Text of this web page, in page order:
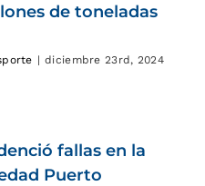
de toneladas
| diciembre 23rd, 2024
fallas en la
Puerto